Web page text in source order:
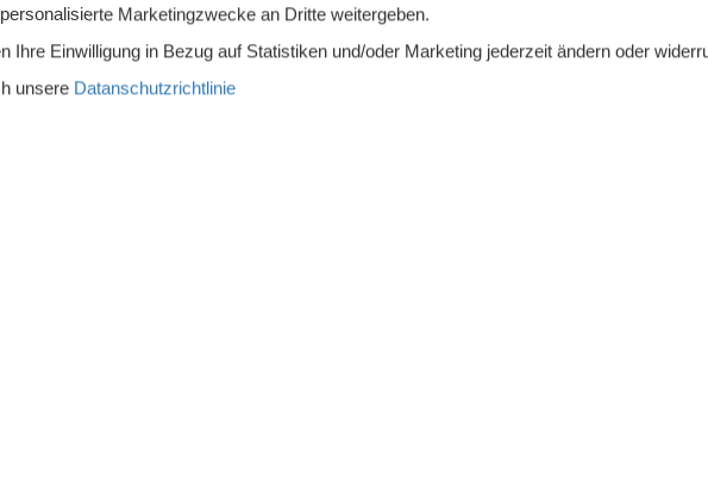
Marketingzwecke an Dritte weitergeben.
Ihre Einwilligung in Bezug auf Statistiken und/oder Marketing jederzeit ändern oder
unsere Datanschutzrichtlinie